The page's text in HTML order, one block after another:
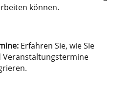
können.
Erfahren Sie, wie Sie
Veranstaltungstermine